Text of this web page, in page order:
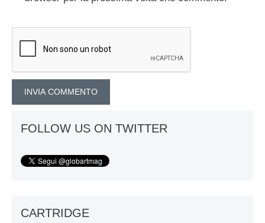
FOLLOW US ON TWITTER
CARTRIDGE